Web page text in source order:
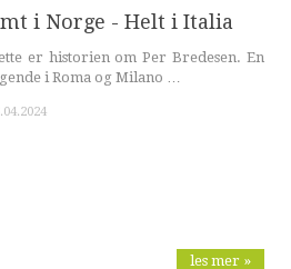
i Norge - Helt i Italia
er historien om Per Bredesen. En
i Roma og Milano …
les mer »